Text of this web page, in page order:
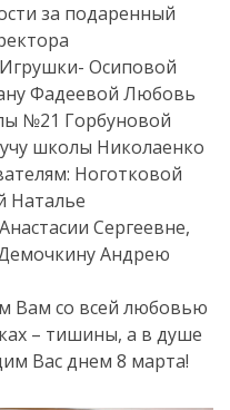
за подаренный
Осиповой
Фадеевой Любовь
№21 Горбуновой
школы Николаенко
Ноготковой
Наталье
Сергеевне,
Андрею
Вам со всей любовью
– тишины, а в душе
Вас днем 8 марта!